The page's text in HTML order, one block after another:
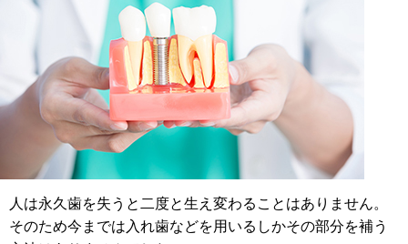
人は永久歯を失うと二度と生え変わることはありません。
そのため今までは入れ歯などを用いるしかその部分を補う